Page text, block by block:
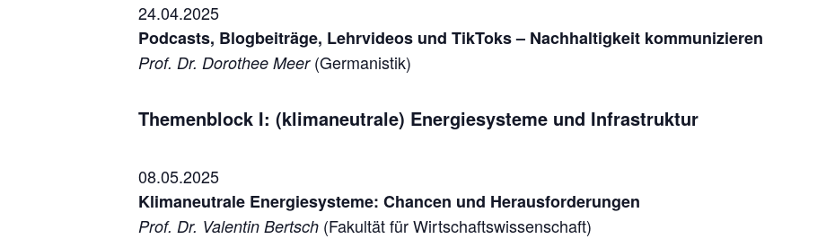
24.04.2025
Podcasts, Blogbeiträge, Lehrvideos und TikToks – Nachhaltigkeit kommunizieren
Prof. Dr. Dorothee Meer(Germanistik)
Themenblock I: (klimaneutrale) Energiesysteme und Infrastruktur
08.05.2025
Klimaneutrale Energiesysteme: Chancen und Herausforderungen
Prof. Dr. Valentin Bertsch (Fakultät für Wirtschaftswissenschaft)